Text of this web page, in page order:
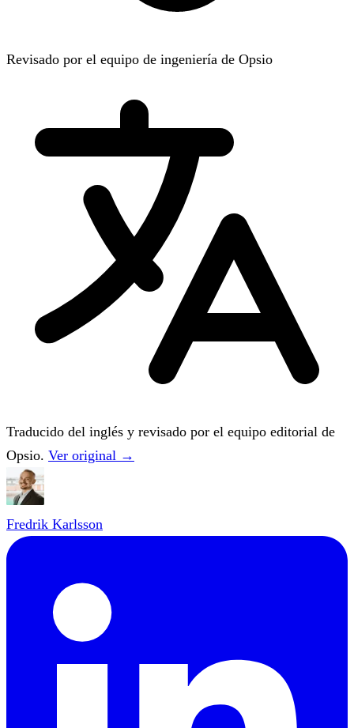
Revisado por el equipo de ingeniería de Opsio
Traducido del inglés y revisado por el equipo editorial de
Opsio. Ver original →
Fredrik Karlsson